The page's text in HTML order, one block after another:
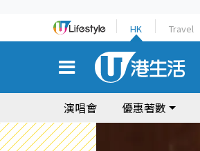
HK Travel
演唱會 優惠著數